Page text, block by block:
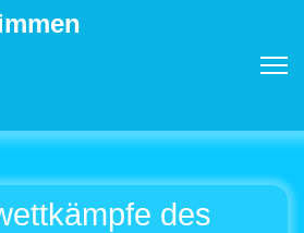
des